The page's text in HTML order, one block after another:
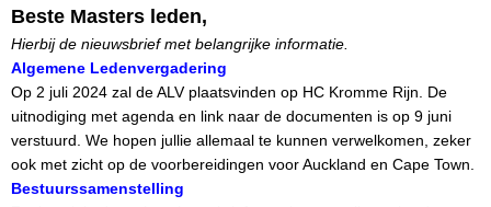
Beste Masters leden,
Hierbij de nieuwsbrief met belangrijke informatie.
Algemene Ledenvergadering
Op 2 juli 2024 zal de ALV plaatsvinden op HC Kromme Rijn. De
uitnodiging met agenda en link naar de documenten is op 9 juni
verstuurd. We hopen jullie allemaal te kunnen verwelkomen, zeker
ook met zicht op de voorbereidingen voor Auckland en Cape Town.
Bestuurssamenstelling